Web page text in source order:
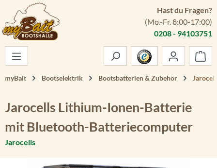
Zum Hauptinhalt springen
Hast du Fragen?
(Mo.-Fr. 8:00-17:00)
0208 - 94103751
myBait Bootselektrik Bootsbatterien & Zubehör
Jarocells Lithium-Ionen-Batterie
mit Bluetooth-Batteriecomputer
Jarocells
Bildergalerie überspringen